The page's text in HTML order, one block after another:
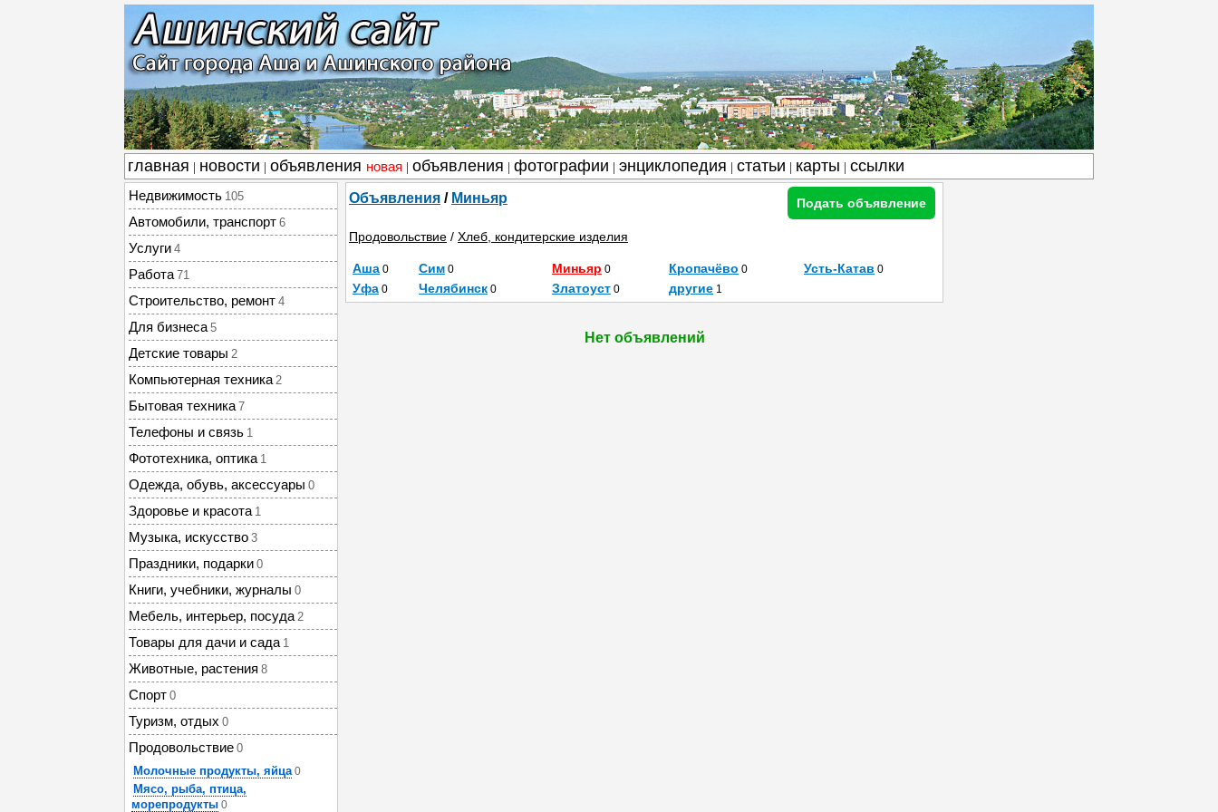
главная новости объявления новая объявления фотографии энциклопедия статьи карты ссылки
Недвижимость 105
Автомобили, транспорт 6
Услуги 4
Работа 71
Строительство, ремонт 4
Для бизнеса 5
Детские товары 2
Компьютерная техника 2
Бытовая техника 7
Телефоны и связь 1
Фототехника, оптика 1
Одежда, обувь, аксессуары 0
Здоровье и красота 1
Музыка, искусство 3
Праздники, подарки 0
Книги, учебники, журналы 0
Мебель, интерьер, посуда 2
Товары для дачи и сада 1
Животные, растения 8
Спорт 0
Туризм, отдых 0
Продовольствие 0
Молочные продукты, яйца 0
Мясо, рыба, птица,
морепродукты 0
Объявления / Миньяр Подать объявление
Продовольствие / Хлеб, кондитерские изделия
Аша 0 Сим 0 Миньяр 0 Кропачёво 0 Усть-Катав 0
Уфа 0 Челябинск 0 Златоуст 0 другие 1
Нет объявлений